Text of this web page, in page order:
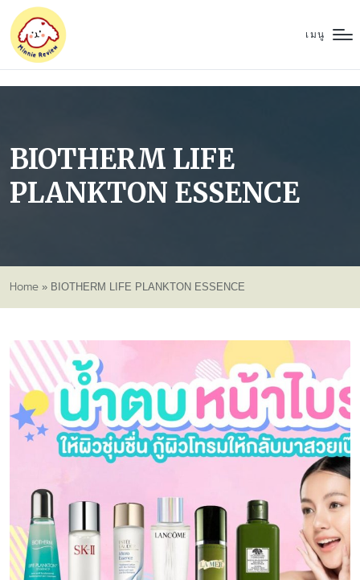
เมนู
BIOTHERM LIFE
PLANKTON ESSENCE
Home » BIOTHERM LIFE PLANKTON ESSENCE